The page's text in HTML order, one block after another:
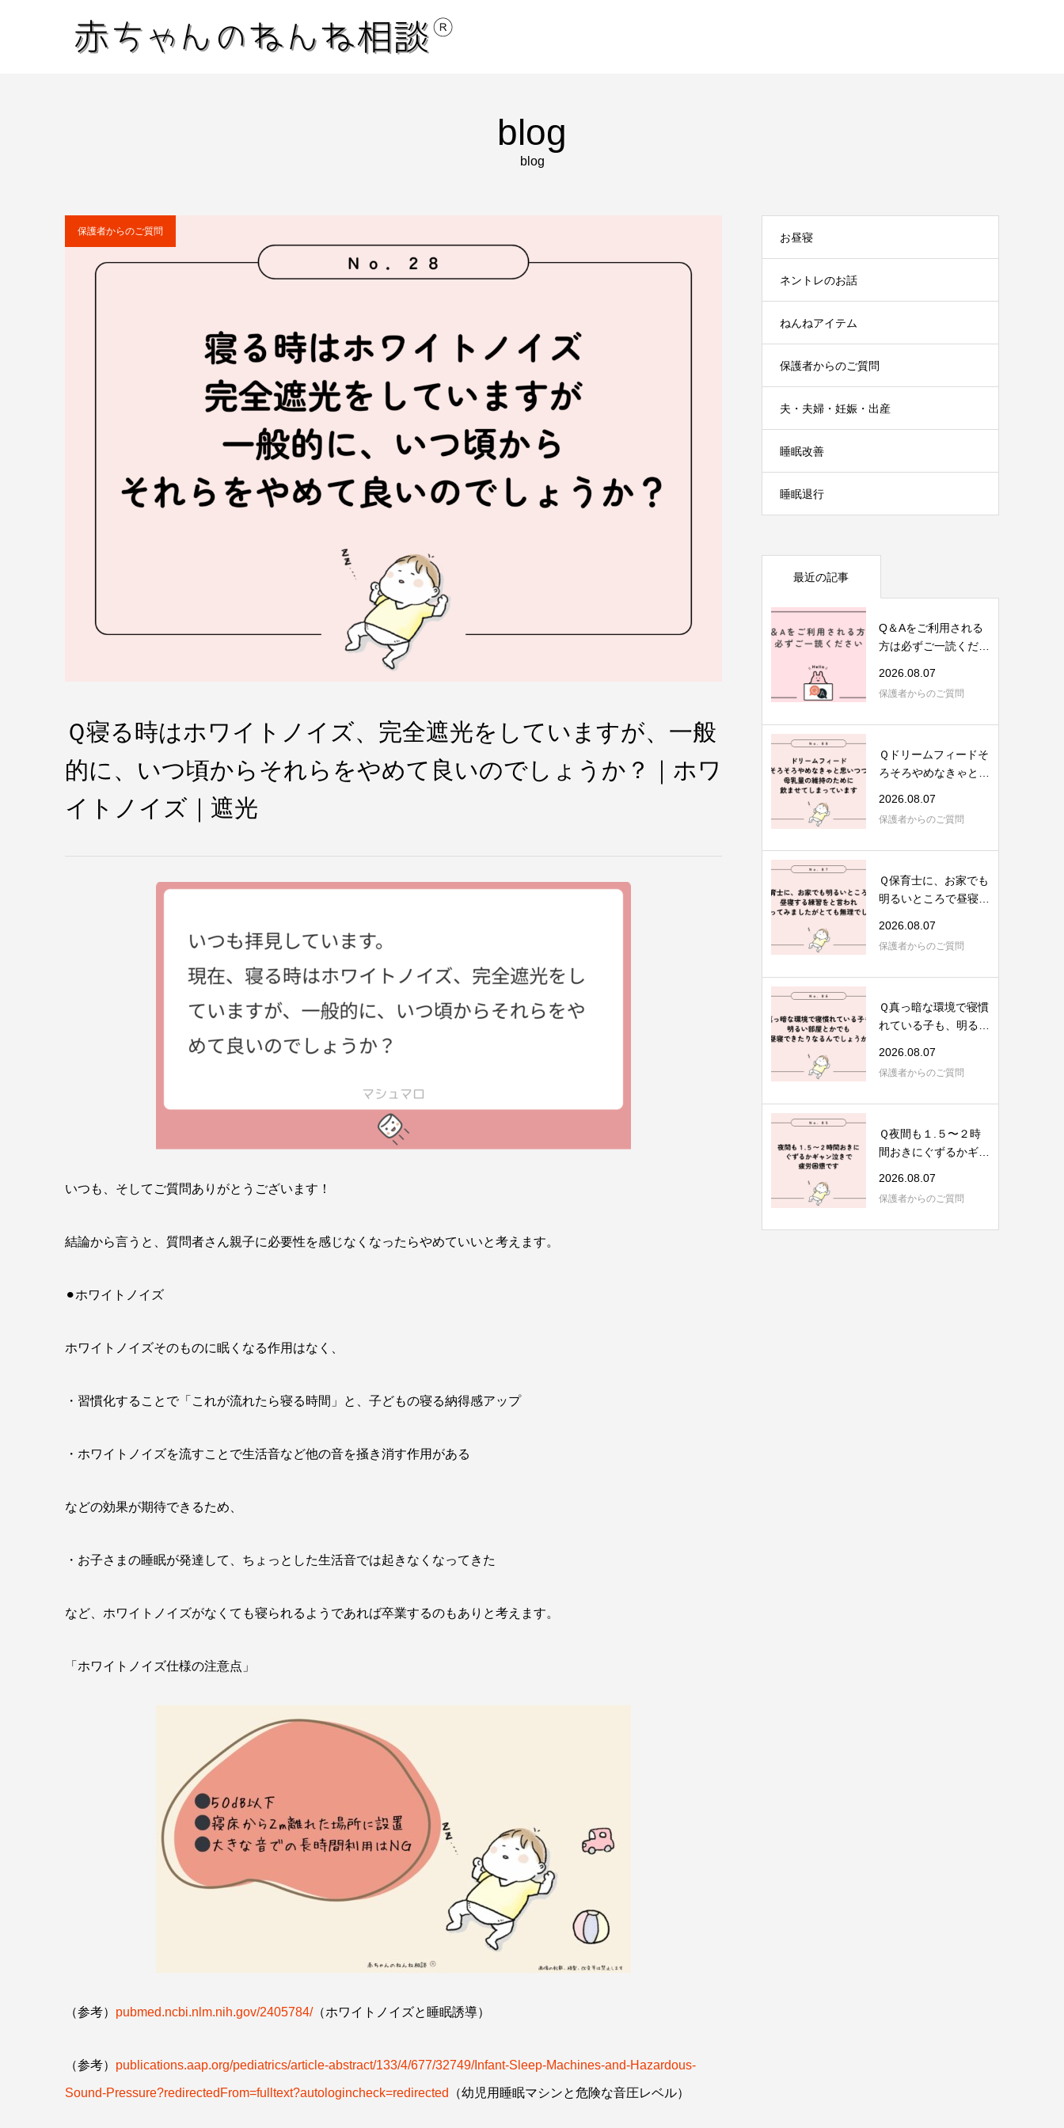
blog
blog
保護者からのご質問
Ｑ寝る時はホワイトノイズ、完全遮光をしていますが、一般
的に、いつ頃からそれらをやめて良いのでしょうか？｜ホワ
イトノイズ｜遮光
いつも、そしてご質問ありがとうございます！
結論から言うと、質問者さん親子に必要性を感じなくなったらやめていいと考えます。
⚫︎ホワイトノイズ
ホワイトノイズそのものに眠くなる作用はなく、
・習慣化することで「これが流れたら寝る時間」と、子どもの寝る納得感アップ
・ホワイトノイズを流すことで生活音など他の音を掻き消す作用がある
などの効果が期待できるため、
・お子さまの睡眠が発達して、ちょっとした生活音では起きなくなってきた
など、ホワイトノイズがなくても寝られるようであれば卒業するのもありと考えます。
「ホワイトノイズ仕様の注意点」
（参考） pubmed.ncbi.nlm.nih.gov/2405784/（ホワイトノイズと睡眠誘導）
（参考） publications.aap.org/pediatrics/article-abstract/133/4/677/32749/Infant-Sleep-Machines-and-Hazardous-
Sound-Pressure?redirectedFrom=fulltext?autologincheck=redirected （幼児用睡眠マシンと危険な音圧レベル）
お昼寝
ネントレのお話
ねんねアイテム
保護者からのご質問
夫・夫婦・妊娠・出産
睡眠改善
睡眠退行
最近の記事
Q＆Aをご利用される
方は必ずご一読くださ
2026.08.07
保護者からのご質問
Ｑドリームフィードそ
ろそろやめなきゃと思
2026.08.07
保護者からのご質問
Ｑ保育士に、お家でも
明るいところで昼寝す
2026.08.07
保護者からのご質問
Ｑ真っ暗な環境で寝慣
れている子も、明るい
2026.08.07
保護者からのご質問
Ｑ夜間も１.５〜２時
間おきにぐずるかギャ
2026.08.07
保護者からのご質問